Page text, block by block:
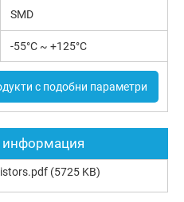
SMD
-55°C ~ +125°C
с подобни параметри
информация
(5725 KB)